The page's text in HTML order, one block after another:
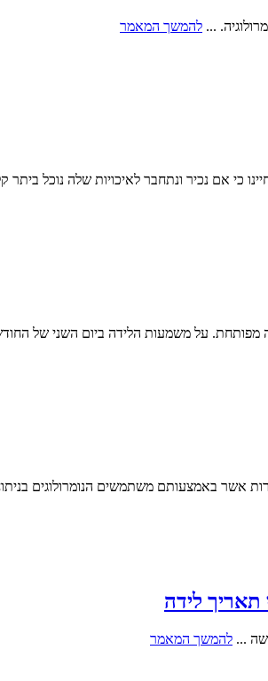
... להמשך המאמר
כי אם נכיר ונתחבר לאיכויות שלה נוכל
מפותחת. על משמעות הלידה ביום השני של
אשר באמצעותם משתמשים הנומרולוגים
תאריך לידה
... להמשך המאמר